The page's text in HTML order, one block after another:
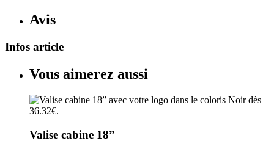
Avis
Infos article
Vous aimerez aussi
Valise cabine 18”